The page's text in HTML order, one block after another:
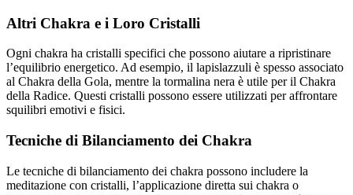
Altri Chakra e i Loro Cristalli
Ogni chakra ha cristalli specifici che possono aiutare a ripristinare
l’equilibrio energetico. Ad esempio, il lapislazzuli è spesso associato
al Chakra della Gola, mentre la tormalina nera è utile per il Chakra
della Radice. Questi cristalli possono essere utilizzati per affrontare
squilibri emotivi e fisici.
Tecniche di Bilanciamento dei Chakra
Le tecniche di bilanciamento dei chakra possono includere la
meditazione con cristalli, l’applicazione diretta sui chakra o